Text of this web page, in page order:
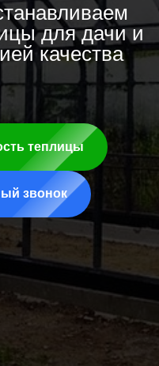
для дачи и
качества
теплицы
звонок